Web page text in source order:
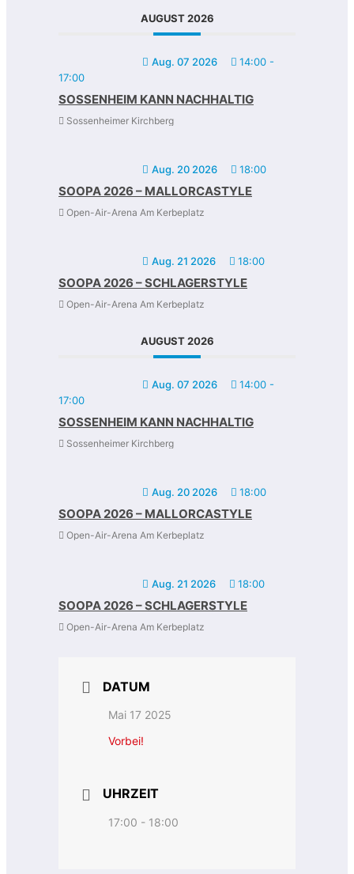
AUGUST 2026
Aug. 07 2026 14:00 -
17:00
SOSSENHEIM KANN NACHHALTIG
Sossenheimer Kirchberg
Aug. 20 2026 18:00
SOOPA 2026 – MALLORCASTYLE
Open-Air-Arena Am Kerbeplatz
Aug. 21 2026 18:00
SOOPA 2026 – SCHLAGERSTYLE
Open-Air-Arena Am Kerbeplatz
AUGUST 2026
Aug. 07 2026 14:00 -
17:00
SOSSENHEIM KANN NACHHALTIG
Sossenheimer Kirchberg
Aug. 20 2026 18:00
SOOPA 2026 – MALLORCASTYLE
Open-Air-Arena Am Kerbeplatz
Aug. 21 2026 18:00
SOOPA 2026 – SCHLAGERSTYLE
Open-Air-Arena Am Kerbeplatz
DATUM
Mai 17 2025
Vorbei!
UHRZEIT
17:00 - 18:00